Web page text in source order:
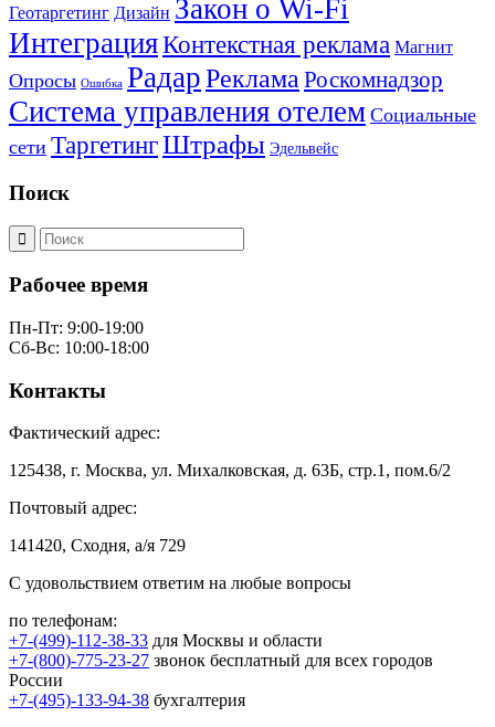
Геотаргетинг Дизайн Закон о Wi-Fi
ИнтеграцияКонтекстная реклама Магнит
Опросы Ошибка РадарРеклама Роскомнадзор
Система управления отелем Социальные
сети ТаргетингШтрафы Эдельвейс
Поиск
Рабочее время
Пн-Пт: 9:00-19:00
Сб-Вс: 10:00-18:00
Контакты
Фактический адрес:
125438, г. Москва, ул. Михалковская, д. 63Б, стр.1, пом.6/2
Почтовый адрес:
141420, Сходня, а/я 729
С удовольствием ответим на любые вопросы
по телефонам:
+7-(499)-112-38-33 для Москвы и области
+7-(800)-775-23-27 звонок бесплатный для всех городов
России
+7-(495)-133-94-38 бухгалтерия